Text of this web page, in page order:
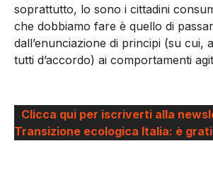
soprattutto, lo sono i cittadini
che dobbiamo fare è quello di
dall’enunciazione di principi (su cui,
tutti d’accordo) ai comportamenti
Clicca qui per iscriverti alla
Transizione ecologica Italia: è